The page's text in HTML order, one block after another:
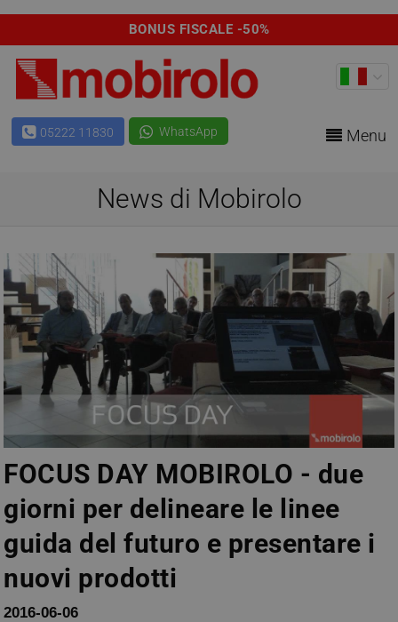
BONUS FISCALE -50%
05222 11830 WhatsApp Menu
News di Mobirolo
FOCUS DAY MOBIROLO - due
giorni per delineare le linee
guida del futuro e presentare i
nuovi prodotti
2016-06-06